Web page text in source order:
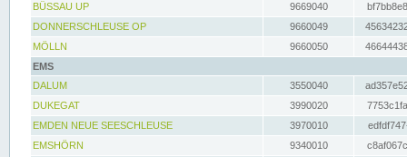
BÜSSAU UP
9669040
DONNERSCHLEUSE OP
9660049
MÖLLN
9660050
EMS
DALUM
3550040
DUKEGAT
3990020
EMDEN NEUE SEESCHLEUSE
3970010
EMSHÖRN
9340010